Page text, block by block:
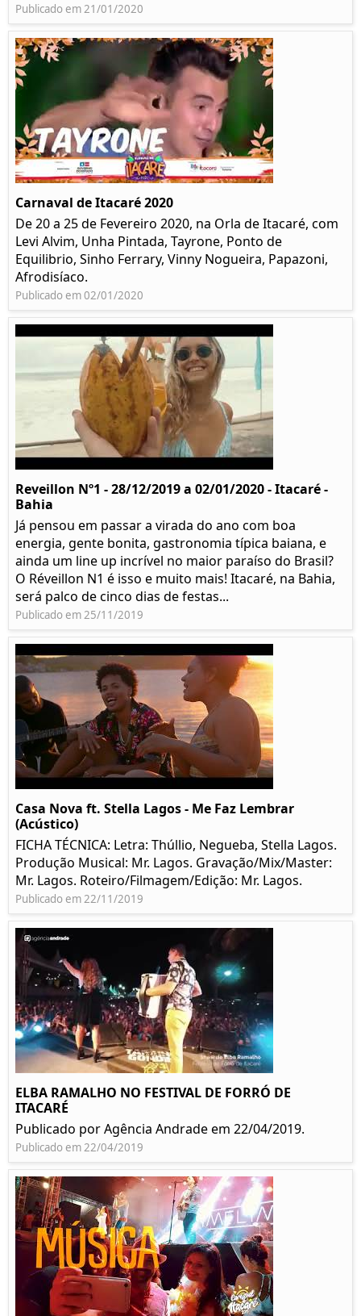
Publicado em 21/01/2020
Carnaval de Itacaré 2020
De 20 a 25 de Fevereiro 2020, na Orla de Itacaré, com
Levi Alvim, Unha Pintada, Tayrone, Ponto de
Equilibrio, Sinho Ferrary, Vinny Nogueira, Papazoni,
Afrodisíaco.
Publicado em 02/01/2020
Reveillon Nº1 - 28/12/2019 a 02/01/2020 - Itacaré -
Bahia
Já pensou em passar a virada do ano com boa
energia, gente bonita, gastronomia típica baiana, e
ainda um line up incrível no maior paraíso do Brasil?
O Réveillon N1 é isso e muito mais! Itacaré, na Bahia,
será palco de cinco dias de festas...
Publicado em 25/11/2019
Casa Nova ft. Stella Lagos - Me Faz Lembrar
(Acústico)
FICHA TÉCNICA: Letra: Thúllio, Negueba, Stella Lagos.
Produção Musical: Mr. Lagos. Gravação/Mix/Master:
Mr. Lagos. Roteiro/Filmagem/Edição: Mr. Lagos.
Publicado em 22/11/2019
ELBA RAMALHO NO FESTIVAL DE FORRÓ DE
ITACARÉ
Publicado por Agência Andrade em 22/04/2019.
Publicado em 22/04/2019